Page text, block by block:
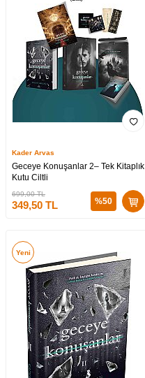
Kader Arvas
Geceye Konuşanlar 2– Tek Kitaplık
Kutu Ciltli
699,00TL
349,50 TL %50
Yeni